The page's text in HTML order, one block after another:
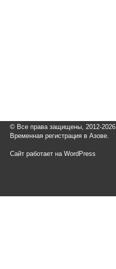
© Все права защищены, 2012-2026
Временная регистрация в Азове.
Сайт работает на WordPress